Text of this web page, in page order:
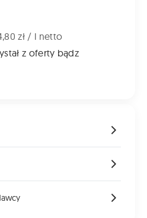
zł / l netto
z oferty bądz